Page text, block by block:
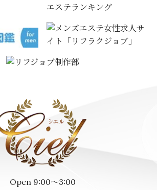
エステランキング
Open 9:00～3:00